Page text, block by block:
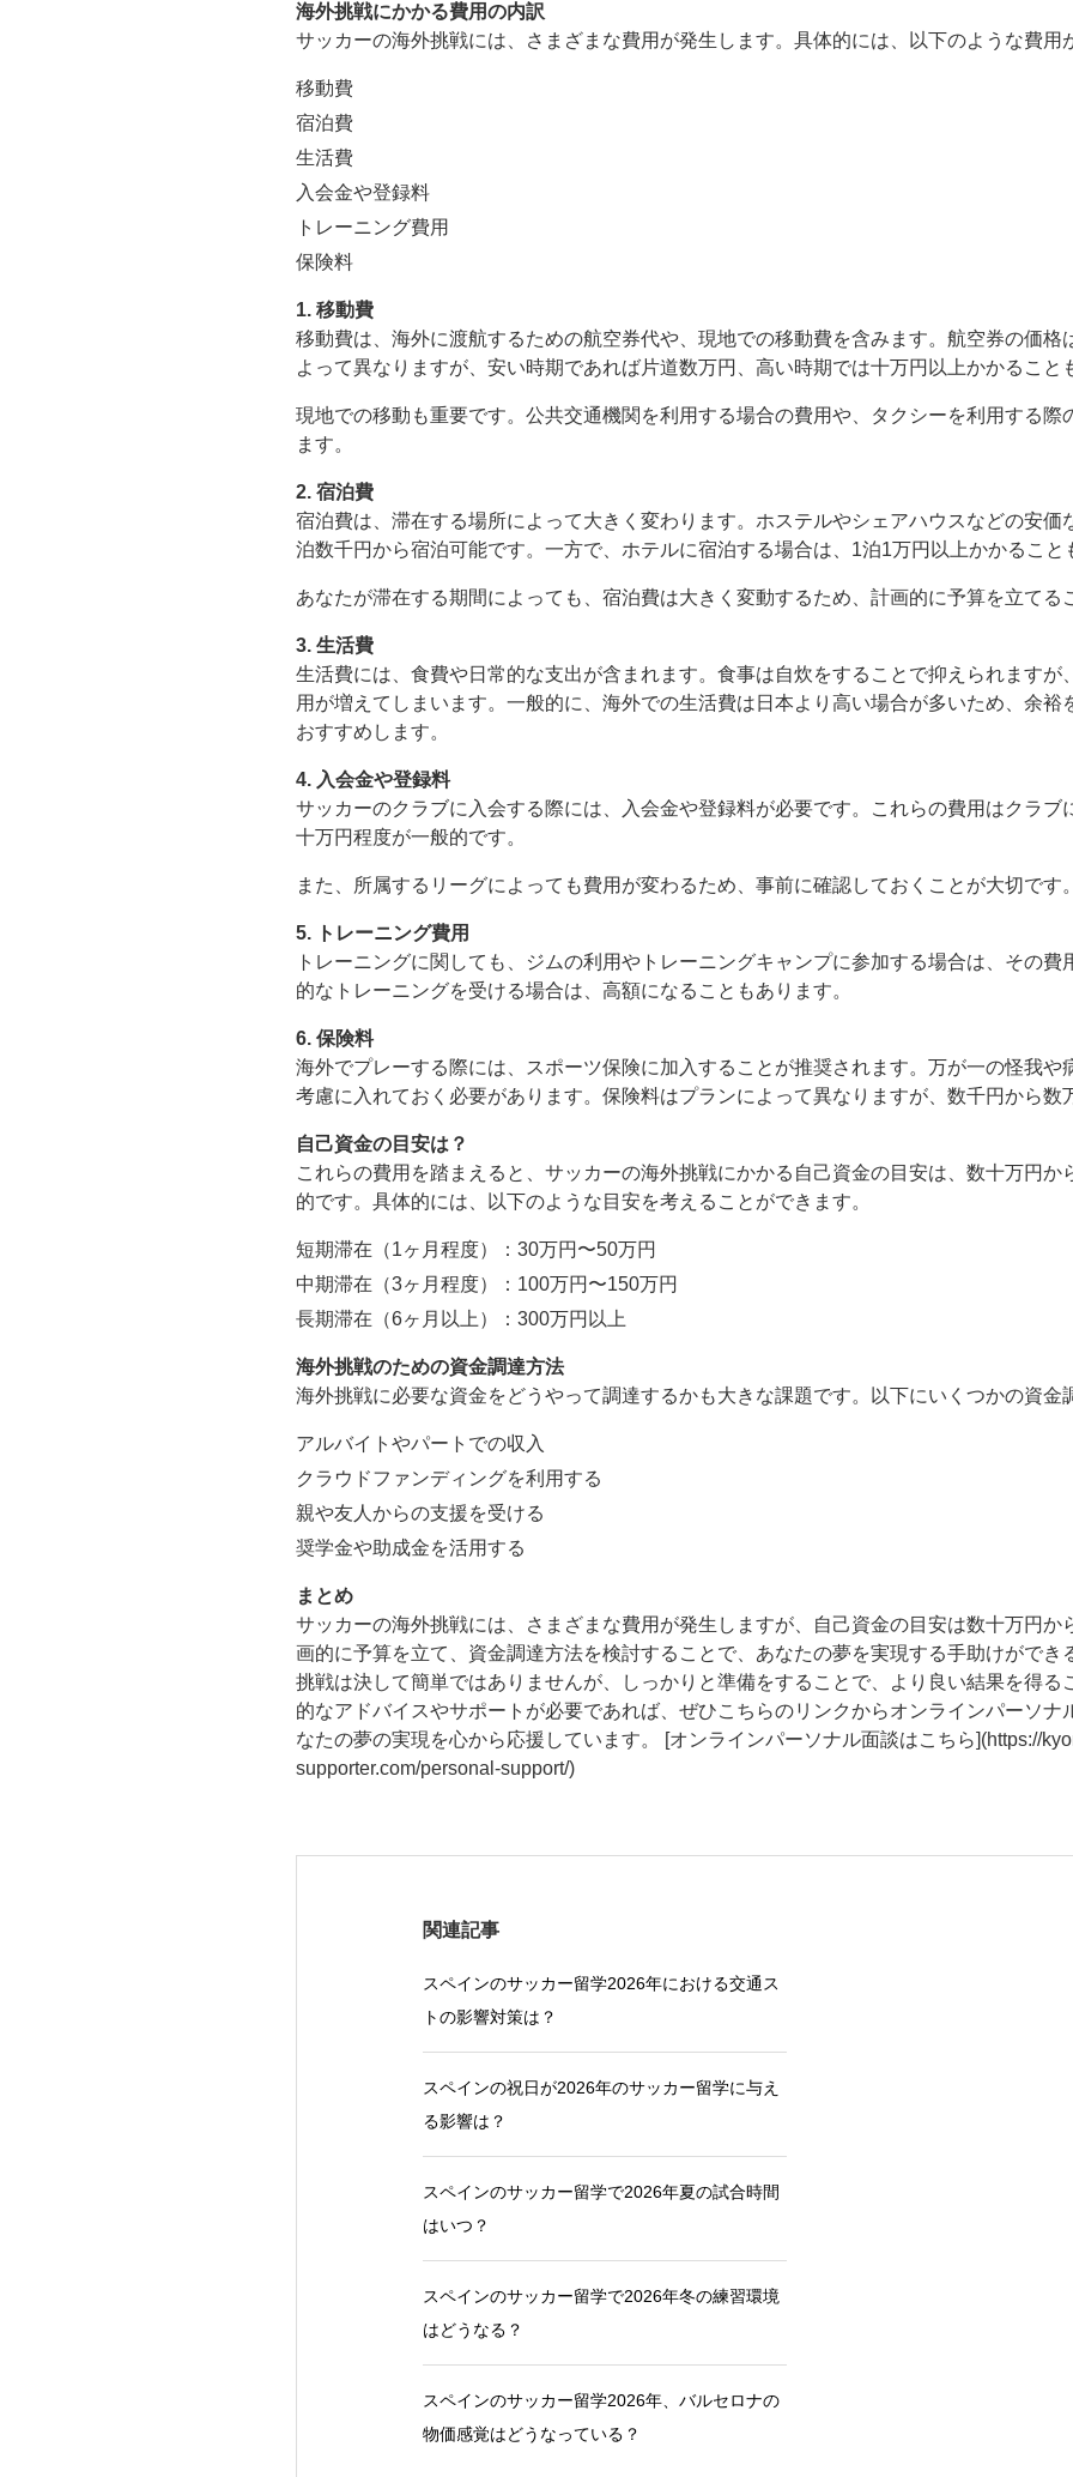
海外挑戦にかかる費用の内訳
サッカーの海外挑戦には、さまざまな費用が発生します。具体的には、以下のような費用
移動費
宿泊費
生活費
入会金や登録料
トレーニング費用
保険料
1. 移動費
移動費は、海外に渡航するための航空券代や、現地での移動費を含みます。航空券の価格
よって異なりますが、安い時期であれば片道数万円、高い時期では十万円以上かかること
現地での移動も重要です。公共交通機関を利用する場合の費用や、タクシーを利用する際
ます。
2. 宿泊費
宿泊費は、滞在する場所によって大きく変わります。ホステルやシェアハウスなどの安価
泊数千円から宿泊可能です。一方で、ホテルに宿泊する場合は、1泊1万円以上かかること
あなたが滞在する期間によっても、宿泊費は大きく変動するため、計画的に予算を立てる
3. 生活費
生活費には、食費や日常的な支出が含まれます。食事は自炊をすることで抑えられますが
用が増えてしまいます。一般的に、海外での生活費は日本より高い場合が多いため、余裕
おすすめします。
4. 入会金や登録料
サッカーのクラブに入会する際には、入会金や登録料が必要です。これらの費用はクラブ
十万円程度が一般的です。
また、所属するリーグによっても費用が変わるため、事前に確認しておくことが大切です。
5. トレーニング費用
トレーニングに関しても、ジムの利用やトレーニングキャンプに参加する場合は、その費
的なトレーニングを受ける場合は、高額になることもあります。
6. 保険料
海外でプレーする際には、スポーツ保険に加入することが推奨されます。万が一の怪我や
考慮に入れておく必要があります。保険料はプランによって異なりますが、数千円から数
自己資金の目安は？
これらの費用を踏まえると、サッカーの海外挑戦にかかる自己資金の目安は、数十万円か
的です。具体的には、以下のような目安を考えることができます。
短期滞在（1ヶ月程度）：30万円〜50万円
中期滞在（3ヶ月程度）：100万円〜150万円
長期滞在（6ヶ月以上）：300万円以上
海外挑戦のための資金調達方法
海外挑戦に必要な資金をどうやって調達するかも大きな課題です。以下にいくつかの資金
アルバイトやパートでの収入
クラウドファンディングを利用する
親や友人からの支援を受ける
奨学金や助成金を活用する
まとめ
サッカーの海外挑戦には、さまざまな費用が発生しますが、自己資金の目安は数十万円か
画的に予算を立て、資金調達方法を検討することで、あなたの夢を実現する手助けができ
挑戦は決して簡単ではありませんが、しっかりと準備をすることで、より良い結果を得る
的なアドバイスやサポートが必要であれば、ぜひこちらのリンクからオンラインパーソナ
なたの夢の実現を心から応援しています。 [オンラインパーソナル面談はこちら](https://
supporter.com/personal-support/)
関連記事
スペインのサッカー留学2026年における交通ス
トの影響対策は？
スペインの祝日が2026年のサッカー留学に与え
る影響は？
スペインのサッカー留学で2026年夏の試合時間
はいつ？
スペインのサッカー留学で2026年冬の練習環境
はどうなる？
スペインのサッカー留学2026年、バルセロナの
物価感覚はどうなっている？